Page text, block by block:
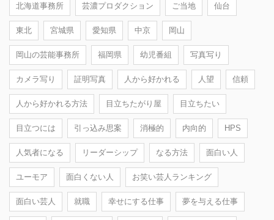
北海道事務所 芸濃プロダクション ご当地 仙台
東北 宮城県 愛知県 中京 岡山
岡山の芸能事務所 福岡県 幼児番組 写真写り
カメラ写り 証明写真 人から好かれる 人望 信頼
人から好かれる方法 目立ちたがり屋 目立ちたい
目立つには 引っ込み思案 消極的 内向的 HPS
人気者になる リーダーシップ なる方法 面白い人
ユーモア 面白くない人 お笑い芸人ランキング
面白い芸人 就職 幸せにする仕事 夢を与える仕事